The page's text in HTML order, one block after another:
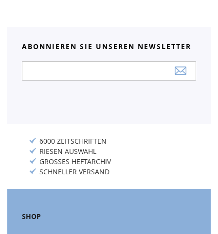
ABONNIEREN SIE UNSEREN NEWSLETTER
Newsletter:
6000 ZEITSCHRIFTEN
RIESEN AUSWAHL
GROSSES HEFTARCHIV
SCHNELLER VERSAND
SHOP